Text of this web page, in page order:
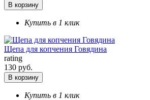
В корзину
Купить в 1 клик
Щепа для копчения Говядина
rating
130 руб.
В корзину
Купить в 1 клик